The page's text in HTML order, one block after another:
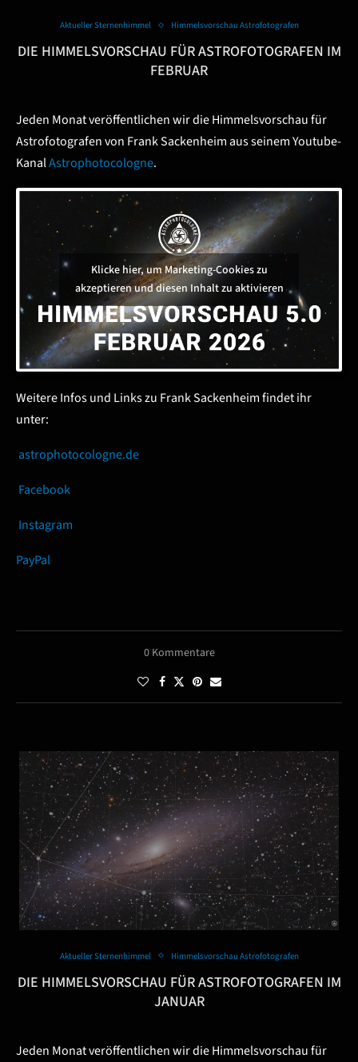
Aktueller Sternenhimmel Himmelsvorschau Astrofotografen
DIE HIMMELSVORSCHAU FÜR ASTROFOTOGRAFEN IM
FEBRUAR
Jeden Monat veröffentlichen wir die Himmelsvorschau für
Astrofotografen von Frank Sackenheim aus seinem Youtube-
KanalAstrophotocologne.
Klicke hier, um Marketing-Cookies zu
akzeptieren und diesen Inhalt zu aktivieren
Weitere Infos und Links zu Frank Sackenheim findet ihr
unter:
astrophotocologne.de
Facebook
Instagram
PayPal
0 Kommentare
Aktueller Sternenhimmel Himmelsvorschau Astrofotografen
DIE HIMMELSVORSCHAU FÜR ASTROFOTOGRAFEN IM
JANUAR
Jeden Monat veröffentlichen wir die Himmelsvorschau für